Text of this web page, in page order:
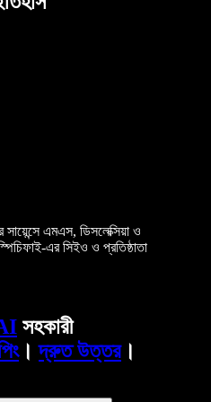
সায়েন্সে এমএস, ডিসলেক্সিয়া ও
এর সিইও ও প্রতিষ্ঠাতা
সহকারী
।দ্রুত উত্তর।